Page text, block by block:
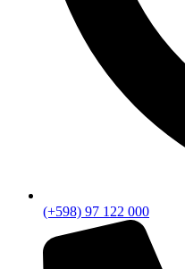
(+598) 97 122 000